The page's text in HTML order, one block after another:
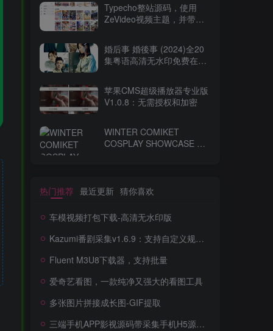
Typecho整站源码，使用
ZeVideo视频主题，并带有
婚后事 婚後事 (2024)全20
集粤语高清无水印免费在线
苹果CMS超级播放器专业版
V1.0.8：无需授权和加密
WINTER COMIKET
COSPLAY SHOWCASE コ
热门推荐 最近更新 猜你喜欢
车模视频打包下载-高清无水印版
Kazumi番剧采集v1.6.9：支持自定义规则+在线观看+弹幕，跨平台下载
Fluent M3U8下载器，支持批量
爱奇艺看图，一款纯净又强大的看图工具
多张图片拼接成长图-GIF提取
三端手机APP影视源码带采集手机H5源码带VIP卡密功能